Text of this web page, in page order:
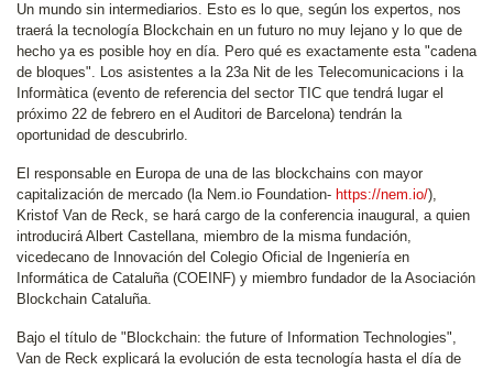
Un mundo sin intermediarios. Esto es lo que, según los expertos, nos
traerá la tecnología Blockchain en un futuro no muy lejano y lo que de
hecho ya es posible hoy en día. Pero qué es exactamente esta "cadena
de bloques". Los asistentes a la 23a Nit de les Telecomunicacions i la
Informàtica (evento de referencia del sector TIC que tendrá lugar el
próximo 22 de febrero en el Auditori de Barcelona) tendrán la
oportunidad de descubrirlo.
El responsable en Europa de una de las blockchains con mayor
capitalización de mercado (la Nem.io Foundation- https://nem.io/),
Kristof Van de Reck, se hará cargo de la conferencia inaugural, a quien
introducirá Albert Castellana, miembro de la misma fundación,
vicedecano de Innovación del Colegio Oficial de Ingeniería en
Informática de Cataluña (COEINF) y miembro fundador de la Asociación
Blockchain Cataluña.
Bajo el título de "Blockchain: the future of Information Technologies",
Van de Reck explicará la evolución de esta tecnología hasta el día de